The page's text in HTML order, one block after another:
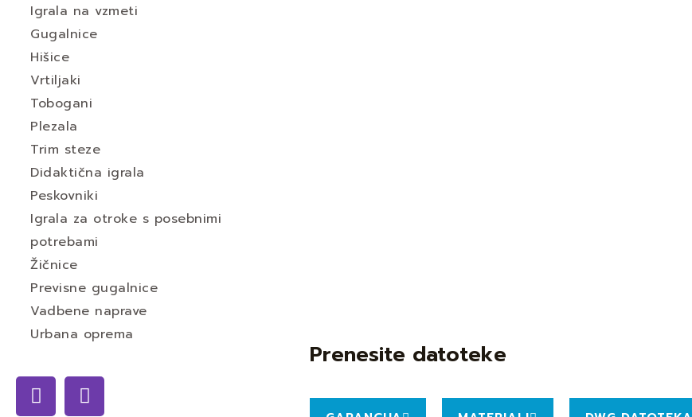
Igrala na vzmeti
Gugalnice
Hišice
Vrtiljaki
Tobogani
Plezala
Trim steze
Didaktična igrala
Peskovniki
Igrala za otroke s posebnimi
potrebami
Žičnice
Previsne gugalnice
Vadbene naprave
Urbana oprema
F
a
I
n
Prenesite datoteke